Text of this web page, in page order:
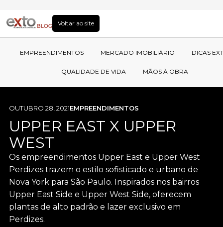
Voltar ao site
EMPREENDIMENTOS MERCADO IMOBILIÁRIO DICAS
QUALIDADE DE VIDA MÃOS À OBRA
Os empreendimentos Upper East e Upper West
Perdizes trazem o estilo sofisticado e urbano de
Nova York para São Paulo. Inspirados nos bairros
Upper East Side e Upper West Side, oferecem
plantas de alto padrão e lazer exclusivo em
Perdizes.
UPPER EAST X UPPER
WEST
OUTUBRO 28, 2021EMPREENDIMENTOS